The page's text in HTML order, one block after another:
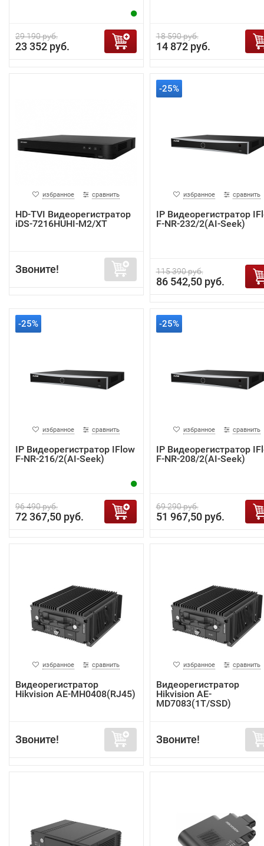
29 190 руб.
23 352 руб.
18 590 руб.
14 872 руб.
избранное сравнить
HD-TVI Видеорегистратор
iDS-7216HUHI-M2/XT
Звоните!
-25%
избранное сравнить
IP Видеорегистратор
F-NR-232/2(AI-Seek)
115 390 руб.
86 542,50 руб.
-25%
избранное сравнить
IP Видеорегистратор IFlow
F-NR-216/2(AI-Seek)
96 490 руб.
72 367,50 руб.
-25%
избранное сравнить
IP Видеорегистратор
F-NR-208/2(AI-Seek)
69 290 руб.
51 967,50 руб.
избранное сравнить
Видеорегистратор
Hikvision AE-MH0408(RJ45)
Звоните!
избранное сравнить
Видеорегистратор
Hikvision AE-
MD7083(1T/SSD)
Звоните!